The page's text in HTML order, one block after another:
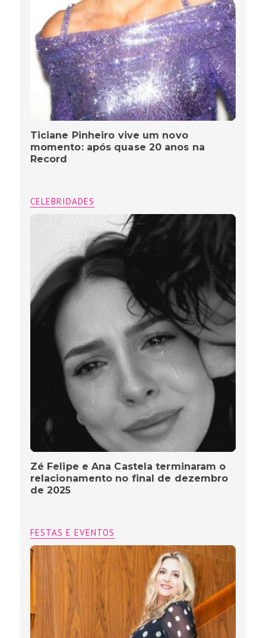
Ticiane Pinheiro vive um novo
momento: após quase 20 anos na
Record
CELEBRIDADES
Zé Felipe e Ana Castela terminaram o
relacionamento no final de dezembro
de 2025
FESTAS E EVENTOS